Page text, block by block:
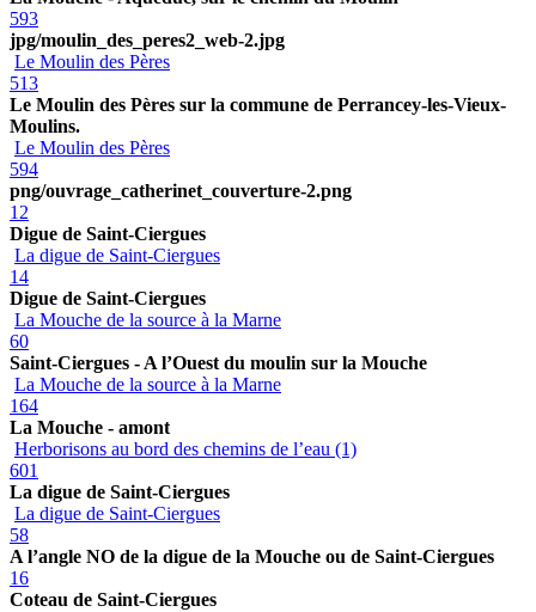
593
jpg/moulin_des_peres2_web-2.jpg
Le Moulin des Pères
513
Le Moulin des Pères sur la commune de Perrancey-les-Vieux-
Moulins.
Le Moulin des Pères
594
png/ouvrage_catherinet_couverture-2.png
12
Digue de Saint-Ciergues
La digue de Saint-Ciergues
14
Digue de Saint-Ciergues
La Mouche de la source à la Marne
60
Saint-Ciergues - A l’Ouest du moulin sur la Mouche
La Mouche de la source à la Marne
164
La Mouche - amont
Herborisons au bord des chemins de l’eau (1)
601
La digue de Saint-Ciergues
La digue de Saint-Ciergues
58
A l’angle NO de la digue de la Mouche ou de Saint-Ciergues
16
Coteau de Saint-Ciergues